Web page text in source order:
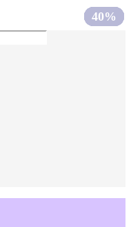
80%
75%
75%
75%
75%
75%
75%
75%
40%